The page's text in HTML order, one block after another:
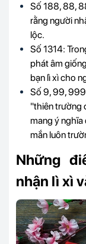
Số 188, 88,
rằng người
lộc.
Số 1314:
phát âm
bạn lì xì cho
Số 9, 99,
"thiên trường
mang ý nghĩa
mắn luôn
Những
nhận lì xì